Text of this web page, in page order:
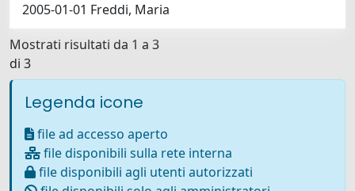
2005-01-01 Freddi, Maria
Mostrati risultati da 1 a 3
di 3
Legenda icone
file ad accesso aperto
file disponibili sulla rete interna
file disponibili agli utenti autorizzati